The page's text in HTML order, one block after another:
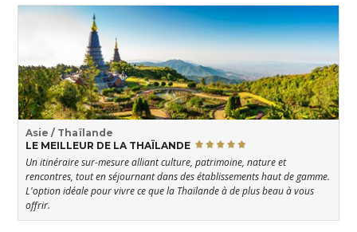
Asie / Thaïlande
LE MEILLEUR DE LA THAÏLANDE
Un itinéraire sur-mesure alliant culture, patrimoine, nature et
rencontres, tout en séjournant dans des établissements haut de gamme.
L'option idéale pour vivre ce que la Thaïlande à de plus beau à vous
offrir.